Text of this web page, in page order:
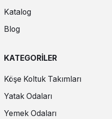
Katalog
Blog
KATEGORİLER
Köşe Koltuk Takımları
Yatak Odaları
Yemek Odaları